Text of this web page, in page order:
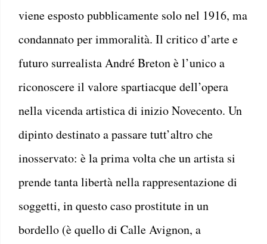
viene esposto pubblicamente solo nel 1916, ma
condannato per immoralità. Il critico d’arte e
futuro surrealista André Breton è l’unico a
riconoscere il valore spartiacque dell’opera
nella vicenda artistica di inizio Novecento. Un
dipinto destinato a passare tutt’altro che
inosservato: è la prima volta che un artista si
prende tanta libertà nella rappresentazione di
soggetti, in questo caso prostitute in un
bordello (è quello di Calle Avignon, a